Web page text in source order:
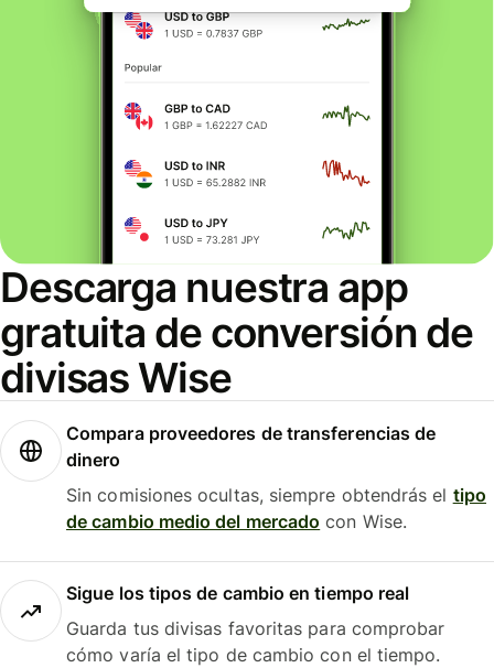
Descarga nuestra app
gratuita de conversión de
divisas Wise
Compara proveedores de transferencias de
dinero
Sin comisiones ocultas, siempre obtendrás el tipo
de cambio medio del mercado con Wise.
Sigue los tipos de cambio en tiempo real
Guarda tus divisas favoritas para comprobar
cómo varía el tipo de cambio con el tiempo.